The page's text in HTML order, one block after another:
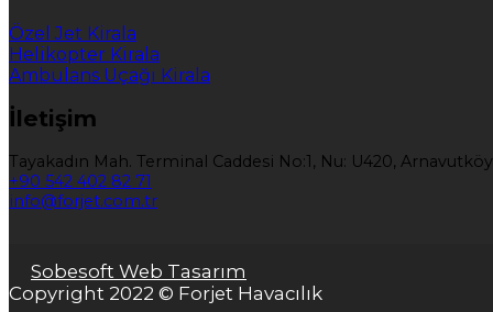
Özel Jet Kirala
Helikopter Kirala
Ambulans Uçağı Kirala
İletişim
Tayakadın Mah. Terminal Caddesi No:1, Nu: U420,
+90 542 402 82 71
info@forjet.com.tr
Sobesoft Web Tasarım
Copyright 2022 © Forjet Havacılık